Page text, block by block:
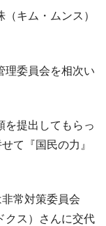
キム・ムンス）
理委員会を相次い
を提出してもらっ
て『国民の力』
常対策委員会
クス）さんに交代